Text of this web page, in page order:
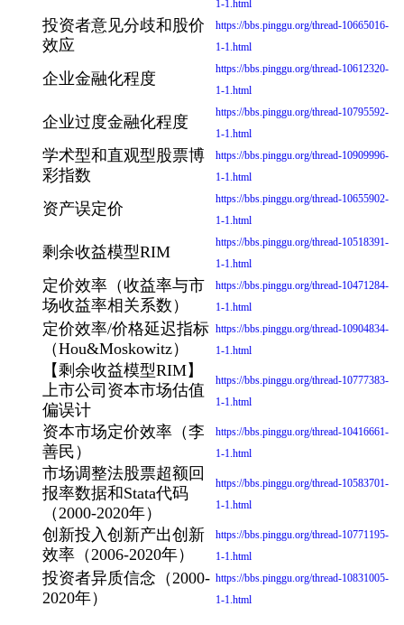
1-1.html
投资者意见分歧和股价
效应
https://bbs.pinggu.org/thread-10665016-
1-1.html
企业金融化程度
https://bbs.pinggu.org/thread-10612320-
1-1.html
企业过度金融化程度
https://bbs.pinggu.org/thread-10795592-
1-1.html
学术型和直观型股票博
彩指数
https://bbs.pinggu.org/thread-10909996-
1-1.html
资产误定价
https://bbs.pinggu.org/thread-10655902-
1-1.html
剩余收益模型RIM
https://bbs.pinggu.org/thread-10518391-
1-1.html
定价效率（收益率与市
场收益率相关系数）
https://bbs.pinggu.org/thread-10471284-
1-1.html
定价效率/价格延迟指标
（Hou&Moskowitz）
https://bbs.pinggu.org/thread-10904834-
1-1.html
【剩余收益模型RIM】
上市公司资本市场估值
偏误计
https://bbs.pinggu.org/thread-10777383-
1-1.html
资本市场定价效率（李
善民）
https://bbs.pinggu.org/thread-10416661-
1-1.html
市场调整法股票超额回
报率数据和Stata代码
（2000-2020年）
https://bbs.pinggu.org/thread-10583701-
1-1.html
创新投入创新产出创新
效率（2006-2020年）
https://bbs.pinggu.org/thread-10771195-
1-1.html
投资者异质信念（2000-
2020年）
https://bbs.pinggu.org/thread-10831005-
1-1.html